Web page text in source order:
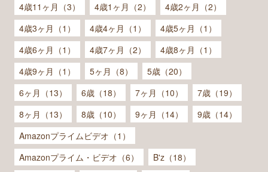
4歳11ヶ月（3）
4歳1ヶ月（2）
4歳2ヶ月（2）
4歳3ヶ月（1）
4歳4ヶ月（1）
4歳5ヶ月（1）
4歳6ヶ月（1）
4歳7ヶ月（2）
4歳8ヶ月（1）
4歳9ヶ月（1）
5ヶ月（8）
5歳（20）
6ヶ月（13）
6歳（18） 7ヶ月（10）
7歳（19）
8ヶ月（13）
8歳（10） 9ヶ月（14）
9歳（14）
Amazonプライムビデオ（1）
Amazonプライム・ビデオ（6）
B'z（18）